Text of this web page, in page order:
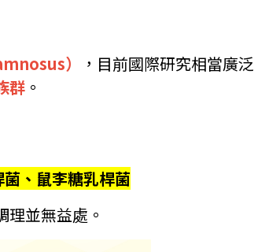
）
，目前國際研究相當廣
群。
、鼠李糖乳桿菌
並無益處。